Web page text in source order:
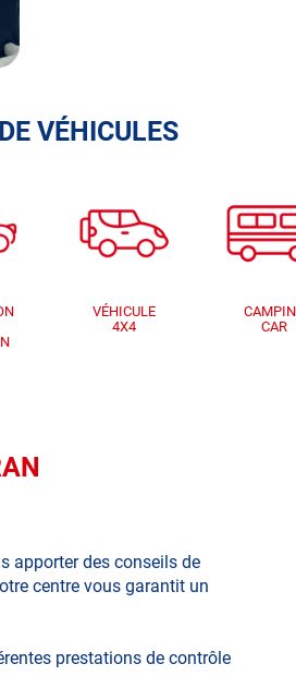
VÉHICULES
VÉHICULE
4X4
CAR
apporter des conseils de
centre vous garantit un
prestations de contrôle